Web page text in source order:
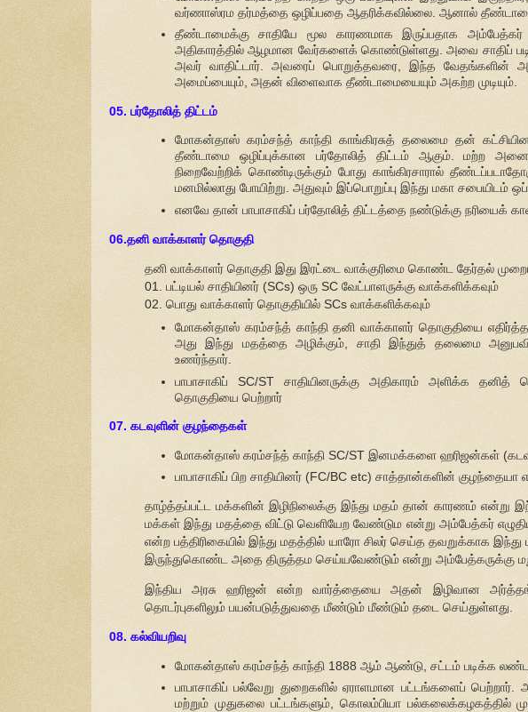
வர்ணாஸ்ரம தர்மத்தை ஒழிப்பதை ஆதரிக்கவில்லை. ஆனால்
தீண்டாமைக்கு சாதியே மூல காரணமாக இருப்பதாக அம்பேத்கர்
அதிகாரத்தில் ஆழமான வேர்களைக் கொண்டுள்ளது. அவை சாதிப்
அவர் வாதிட்டார். அவரைப் பொறுத்தவரை, இந்த வேதங்களின்
அமைப்பையும், அதன் விளைவாக தீண்டாமையையும் அகற்ற முடியும்.
05. பர்தோலித் திட்டம்
மோகன்தாஸ் கரம்சந்த் காந்தி காங்கிரசுத் தலைமை தன்
தீண்டாமை ஒழிப்புக்கான பர்தோலித் திட்டம் ஆகும். மற்ற
நிறைவேற்றிக் கொண்டிருக்கும் போது காங்கிரசாரால்
மனமில்லாது போயிற்று. அதுவும் இப்பொறுப்பு இந்து மகா சபையிடம்
எனவே தான் பாபாசாகிப் பர்தோலித் திட்டத்தை நண்டுக்கு நரியைக்
06.தனி வாக்காளர் தொகுதி
தனி வாக்காளர் தொகுதி இது இரட்டை வாக்குரிமை கொண்ட தேர்தல்
01. பட்டியல் சாதியினர் (SCs) ஒரு SC வேட்பாளருக்கு வாக்களிக்கவும்
02. பொது வாக்காளர் தொகுதியில் SCs வாக்களிக்கவும்
மோகன்தாஸ் கரம்சந்த் காந்தி தனி வாக்காளர் தொகுதியை
அது இந்து மதத்தை அழிக்கும், சாதி இந்துத் தலைமை
உணர்ந்தார்.
பாபாசாகிப் SC/ST சாதியினருக்கு அதிகாரம் அளிக்க
தொகுதியை பெற்றார்
07. கடவுளின் குழந்தைகள்
மோகன்தாஸ் கரம்சந்த் காந்தி SC/ST இனமக்களை ஹரிஜன்கள்
பாபாசாகிப் பிற சாதியினர் (FC/BC etc) சாத்தான்களின் குழந்தையா
தாழ்த்தப்பட்ட மக்களின் இழிநிலைக்கு இந்து மதம் தான் காரணம் என்று
மக்கள் இந்து மதத்தை விட்டு வெளியேற வேண்டும என்று அம்பேத்கர் எழுதிய
என்ற பத்திரிகையில் இந்து மதத்தில் யாரோ சிலர் செய்த தவறுக்காக
இருந்துகொண்ட அதை திருத்தம செய்யவேண்டும் என்று அம்பேத்கருக்கு
இந்திய அரசு ஹரிஜன் என்ற வார்த்தையை அதன் இழிவான
தொடர்புகளிலும் பயன்படுத்துவதை மீண்டும் மீண்டும் தடை செய்துள்ளது.
08. கல்வியறிவு
மோகன்தாஸ் கரம்சந்த் காந்தி 1888 ஆம் ஆண்டு, சட்டம் படிக்க
பாபாசாகிப் பல்வேறு துறைகளில் ஏராளமான பட்டங்களைப்
மற்றும் முதுகலை பட்டங்களும், கொலம்பியா பல்கலைக்கழகத்தில்